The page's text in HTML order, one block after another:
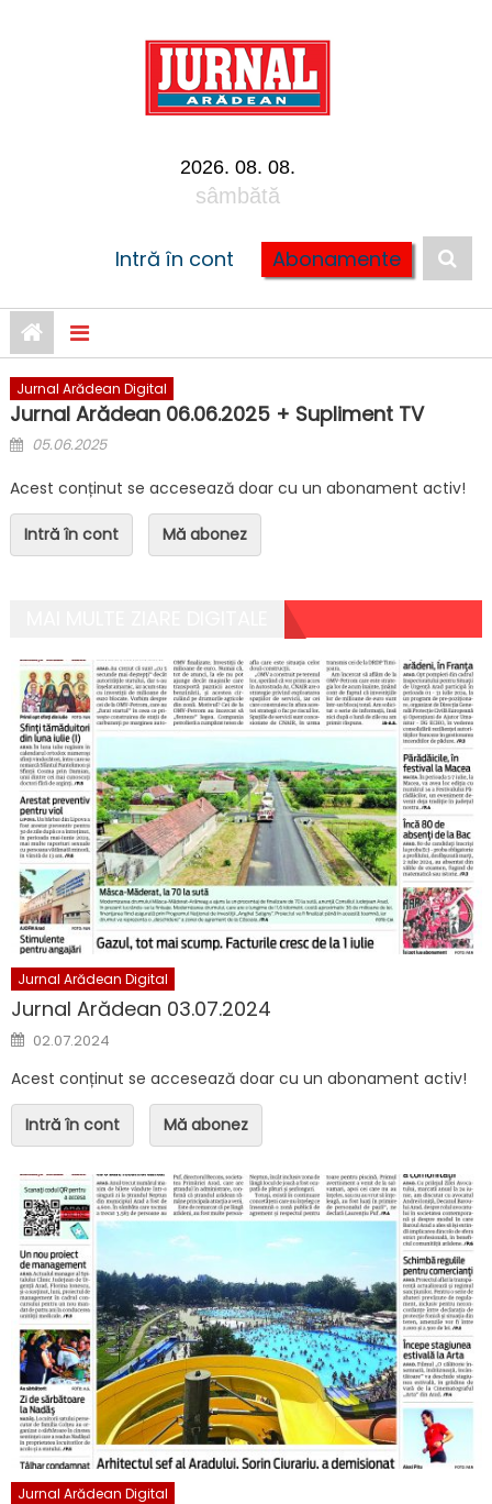
2026. 08. 08.
sâmbătă
Intră în cont Abonamente
Jurnal Arădean Digital
Jurnal Arădean 06.06.2025 + Supliment TV
Posted on
05.06.2025
Acest conținut se accesează doar cu un abonament activ!
Intră în cont Mă abonez
Jurnal Arădean Digital
Jurnal Arădean 03.07.2024
Posted on
02.07.2024
Acest conținut se accesează doar cu un abonament activ!
Intră în cont Mă abonez
Jurnal Arădean Digital